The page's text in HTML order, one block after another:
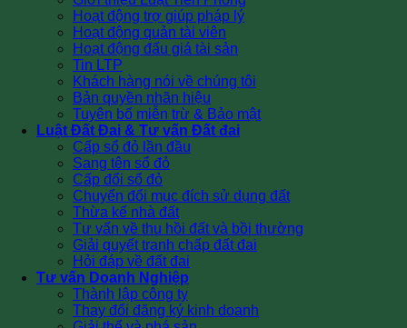
Hoạt động trợ giúp pháp lý
Hoạt động quản tài viên
Hoạt động đấu giá tài sản
Tin LTP
Khách hàng nói về chúng tôi
Bản quyền nhãn hiệu
Tuyên bố miễn trừ & Bảo mật
Luật Đất Đai & Tư vấn Đất đai
Cấp sổ đỏ lần đầu
Sang tên sổ đỏ
Cấp đổi sổ đỏ
Chuyển đổi mục đích sử dụng đất
Thừa kế nhà đất
Tư vấn về thu hồi đất và bồi thường
Giải quyết tranh chấp đất đai
Hỏi đáp về đất đai
Tư vấn Doanh Nghiệp
Thành lập công ty
Thay đổi đăng ký kinh doanh